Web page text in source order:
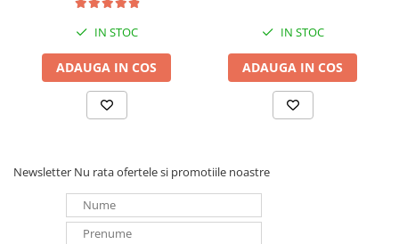
Acumulatori UPS
Drumetii / Camping
Accesorii
Frigidere portabile
Panouri portabile
Statii energie portabile
IN STOC
ADAUGA IN COS
IN STOC
ADAUGA IN COS
Newsletter Nu rata ofertele si promotiile noastre